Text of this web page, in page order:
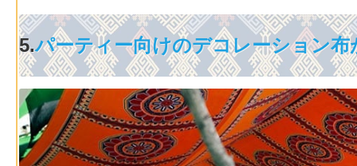
5.パーティー向けのデコレーション布